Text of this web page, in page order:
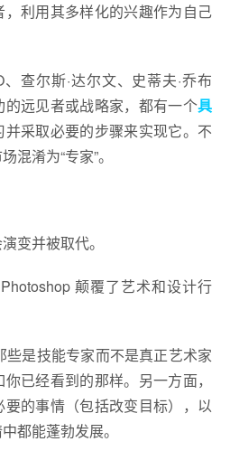
利用其多样化的兴趣作为自己
查尔斯·达尔文、史蒂夫·乔布
远见者或战略家，都有一个具
并采取必要的步骤来实现它。不
混淆为“专家”。
变并被取代。
颠覆了艺术和设计行
是技能专家而不是真正艺术家
已经看到的那样。另一方面，
的事情（包括改变目标），以
都能蓬勃发展。